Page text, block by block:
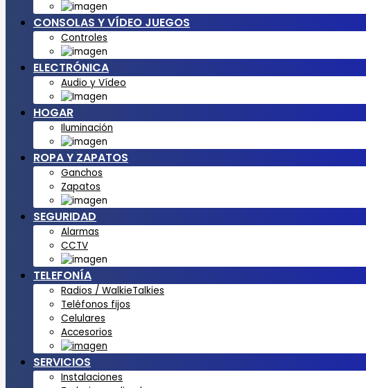
CONSOLAS Y VÍDEO JUEGOS
Controles
ELECTRÓNICA
Audio y Vídeo
HOGAR
Iluminación
ROPA Y ZAPATOS
Ganchos
Zapatos
SEGURIDAD
Alarmas
CCTV
TELEFONÍA
Radios / WalkieTalkies
Teléfonos fijos
Celulares
Accesorios
SERVICIOS
Instalaciones